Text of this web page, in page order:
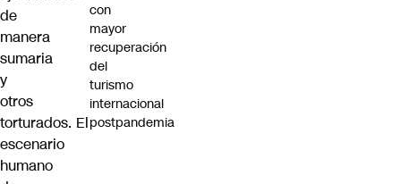
de
manera
sumaria
y
otros
torturados. El
escenario
humano
con
mayor
recuperación
del
turismo
internacional
postpandemia